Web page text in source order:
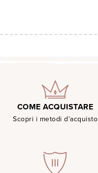
COME ACQUISTARE
Scopri i metodi d'acquisto